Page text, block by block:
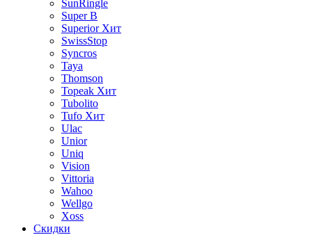
SunRingle
Super B
Superior Хит
SwissStop
Syncros
Taya
Thomson
Topeak Хит
Tubolito
Tufo Хит
Ulac
Unior
Uniq
Vision
Vittoria
Wahoo
Wellgo
Xoss
Скидки